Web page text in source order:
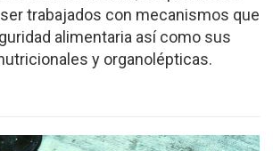
trabajados con mecanismos que
alimentaria así como sus
y organolépticas.